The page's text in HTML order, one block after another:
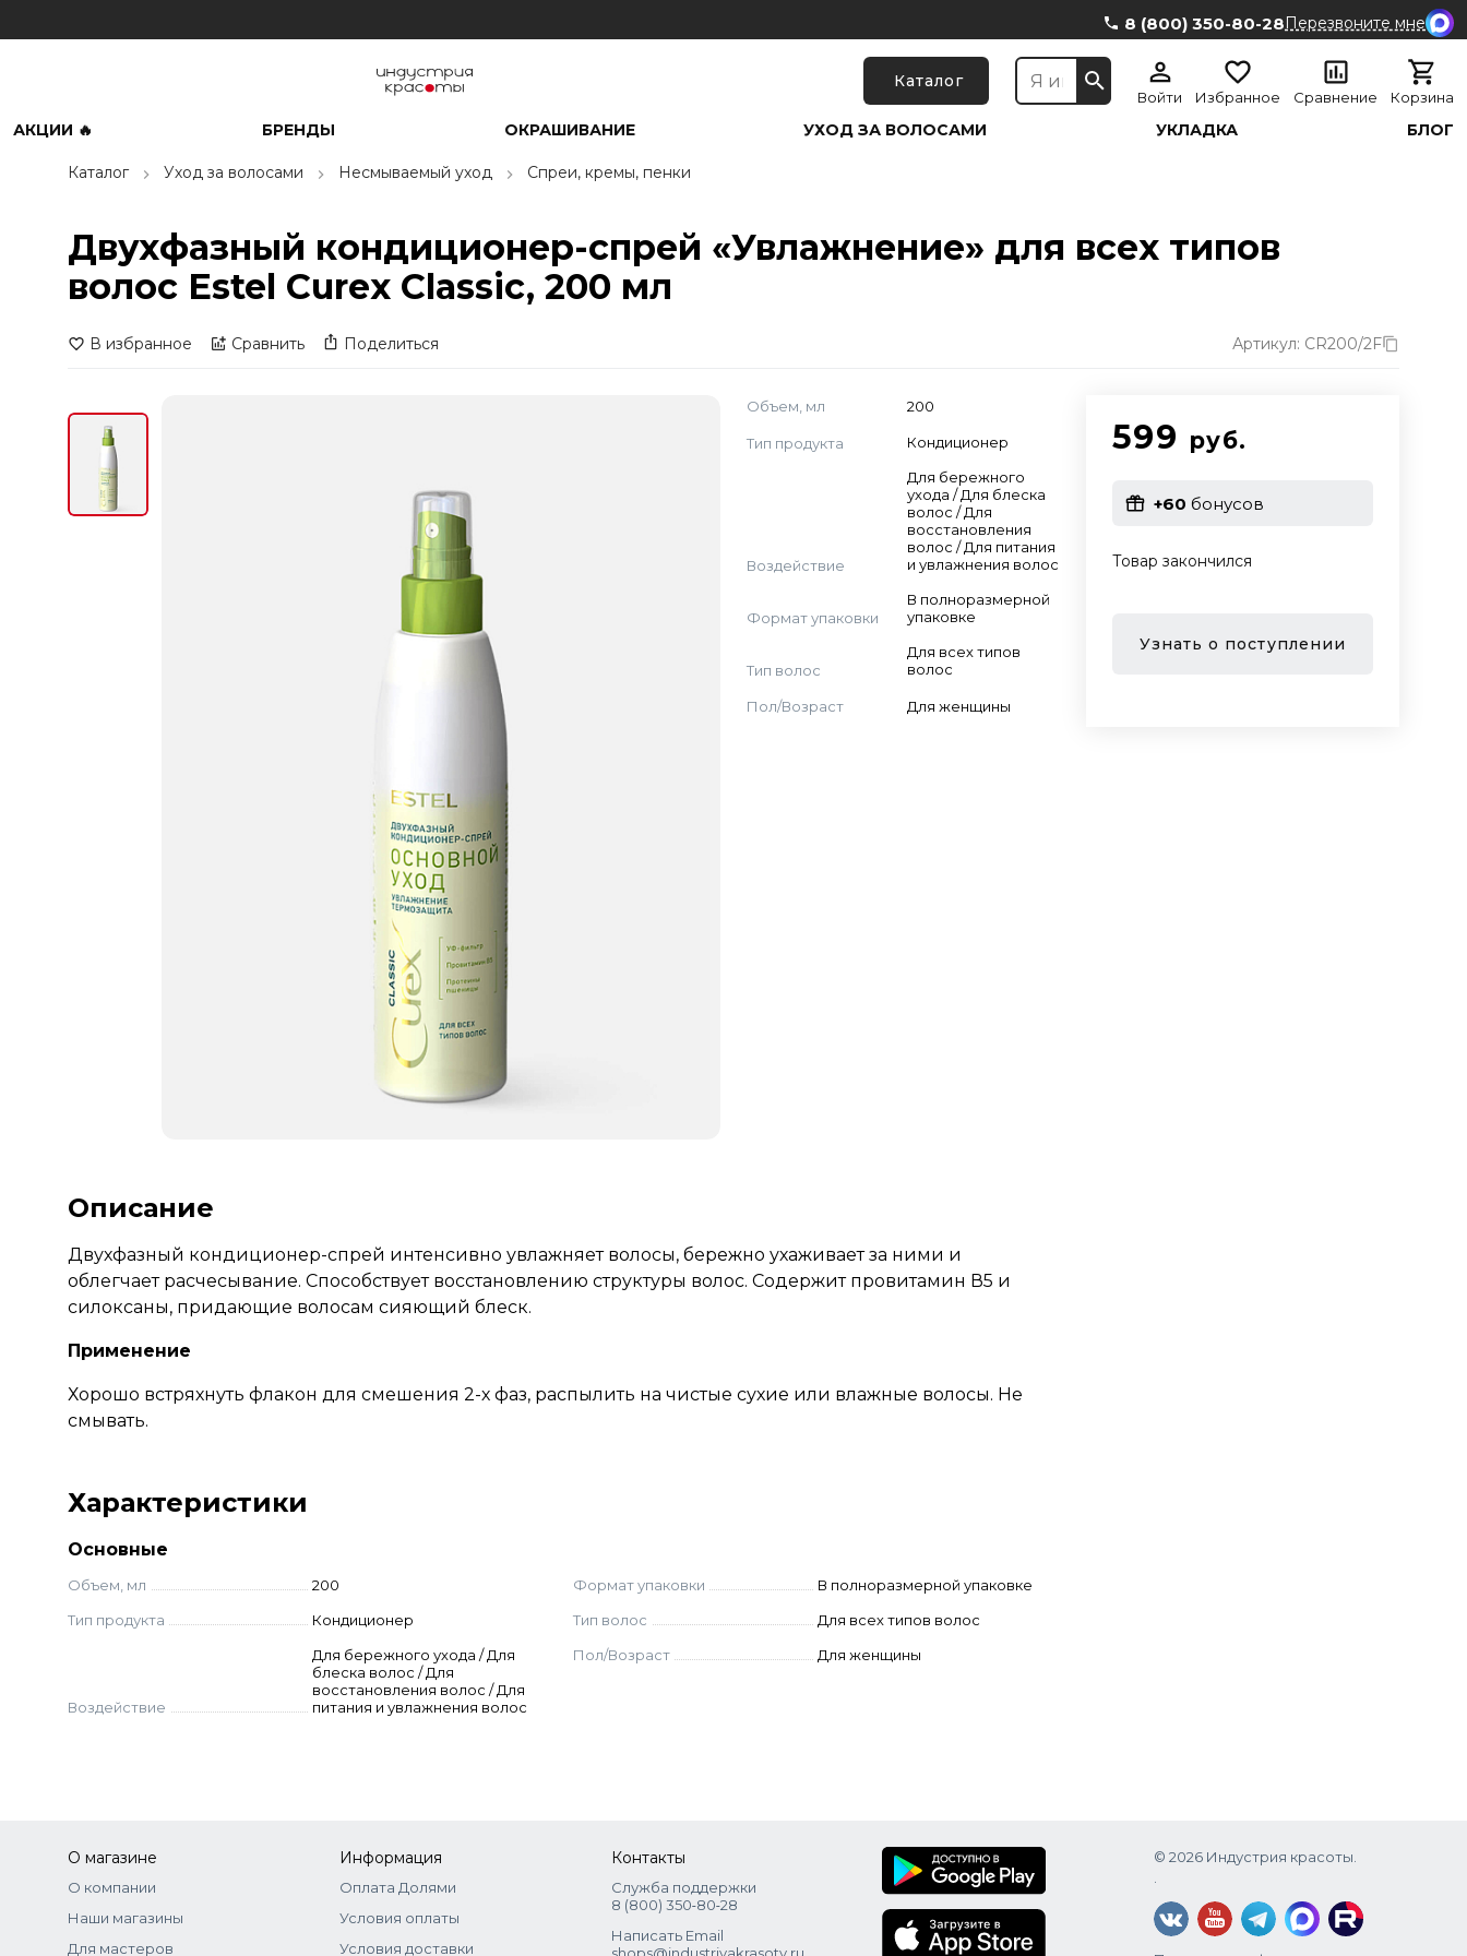
8 (800) 350-80-28Перезвоните мне
Каталог
Войти Избранное Сравнение Корзина
АКЦИИ 🔥 БРЕНДЫ ОКРАШИВАНИЕ УХОД ЗА ВОЛОСАМИ УКЛАДКА БЛОГ
Каталог Уход за волосами Несмываемый уход Спреи, кремы, пенки
Двухфазный кондиционер-спрей «Увлажнение» для всех типов
волос Estel Curex Classic, 200 мл
В избранное Сравнить Поделиться Артикул: CR200/2F
Объем, мл 200
Тип продукта Кондиционер
Воздействие
Для бережного
ухода / Для блеска
волос / Для
восстановления
волос / Для питания
и увлажнения волос
Формат упаковки
В полноразмерной
упаковке
Тип волос
Для всех типов
волос
Пол/Возраст Для женщины
599 руб.
+60 бонусов
Товар закончился
Узнать о поступлении
Описание
Двухфазный кондиционер-спрей интенсивно увлажняет волосы, бережно ухаживает за ними и
облегчает расчесывание. Способствует восстановлению структуры волос. Содержит провитамин В5 и
силоксаны, придающие волосам сияющий блеск.
Применение
Хорошо встряхнуть флакон для смешения 2-х фаз, распылить на чистые сухие или влажные волосы. Не
смывать.
Характеристики
Основные
Объем, мл
200
Тип продукта
Кондиционер
Воздействие
Для бережного ухода / Для
блеска волос / Для
восстановления волос / Для
питания и увлажнения волос
Формат упаковки
В полноразмерной упаковке
Тип волос
Для всех типов волос
Пол/Возраст
Для женщины
О магазине
О компании
Наши магазины
Для мастеров
Информация
Оплата Долями
Условия оплаты
Условия доставки
Контакты
Служба поддержки
8 (800) 350‑80‑28
Написать Email
© 2026 Индустрия красоты.